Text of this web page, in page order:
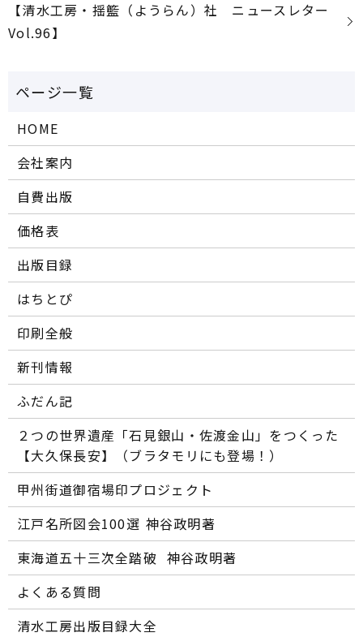
【清水工房・揺籃（ようらん）社 ニュースレター
Vol.96】
HOME
会社案内
自費出版
価格表
出版目録
はちとぴ
印刷全般
新刊情報
ふだん記
２つの世界遺産「石見銀山・佐渡金山」をつくった
【大久保長安】（ブラタモリにも登場！）
甲州街道御宿場印プロジェクト
江戸名所図会100選―― 神谷政明著
東海道五十三次全踏破 ―― 神谷政明著
よくある質問
清水工房出版目録大全